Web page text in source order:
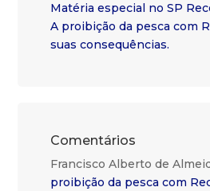
Matéria especial no SP
A proibição da pesca com
suas consequências.
Comentários
Francisco Alberto de
proibição da pesca com